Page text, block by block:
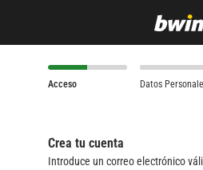
Acceso Datos
Crea tu cuenta
Introduce un correo electrónico